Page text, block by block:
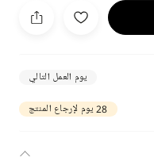
يوم العمل التالي
28 يوم لإرجاع المنتج